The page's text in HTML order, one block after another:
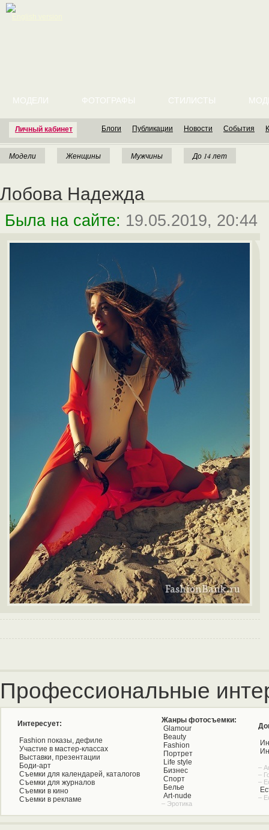
Личный кабинет
МОДЕЛИ ФОТОГРАФЫ СТИЛИСТЫ
Блоги Публикации Новости События
Модели Женщины Мужчины До 14 лет
Лобова Надежда
Была на сайте: 19.05.2019, 20:44
Профессиональные
Интересует:
Fashion показы, дефиле
Участие в мастер-классах
Выставки, презентации
Боди-арт
Съемки для календарей, каталогов
Съемки для журналов
Съемки в кино
Съемки в рекламе
Жанры фотосъемки:
Glamour
Beauty
Fashion
Портрет
Life style
Бизнес
Спорт
Белье
Art-nude
– Эротика
–
–
–
–